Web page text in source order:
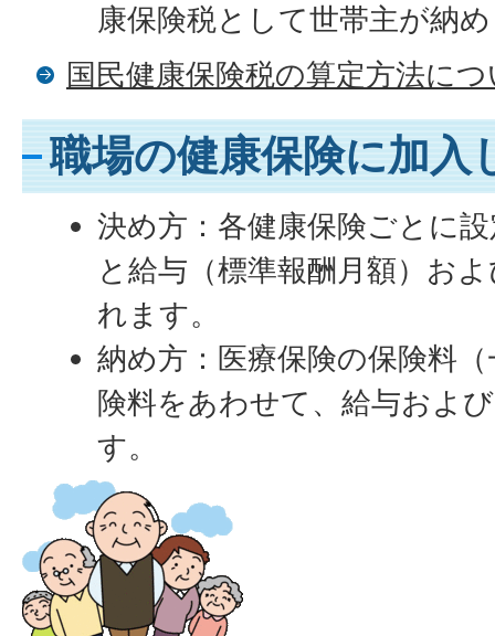
康保険税として世帯主が納
国民健康保険税の算定方法に
職場の健康保険に加入
決め方：各健康保険ごとに
と給与（標準報酬月額）お
れます。
納め方：医療保険の保険料
険料をあわせて、給与およ
す。